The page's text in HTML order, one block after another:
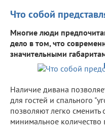
Что собой
Многие люди
дело в том, что
значительными
Наличие дивана
для гостей и спального
позволяют легко
минимальное количество